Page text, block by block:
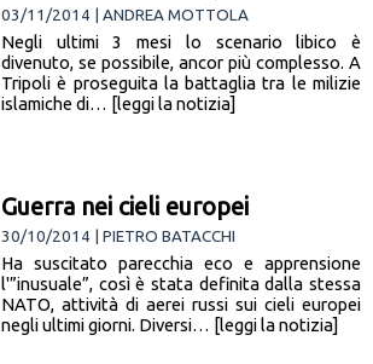
03/11/2014 | ANDREA MOTTOLA
Negli ultimi 3 mesi lo scenario libico è
divenuto, se possibile, ancor più complesso. A
Tripoli è proseguita la battaglia tra le milizie
islamiche di… [leggi la notizia]
Guerra nei cieli europei
30/10/2014 | PIETRO BATACCHI
Ha suscitato parecchia eco e apprensione
l'”inusuale”, così è stata definita dalla stessa
NATO, attività di aerei russi sui cieli europei
negli ultimi giorni. Diversi… [leggi la notizia]